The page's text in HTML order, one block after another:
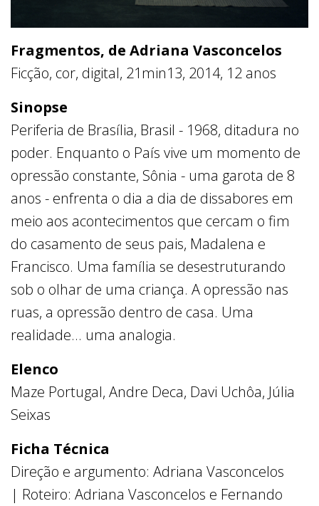
Fragmentos, de Adriana Vasconcelos
Ficção, cor, digital, 21min13, 2014, 12 anos
Sinopse
Periferia de Brasília, Brasil - 1968, ditadura no
poder. Enquanto o País vive um momento de
opressão constante, Sônia - uma garota de 8
anos - enfrenta o dia a dia de dissabores em
meio aos acontecimentos que cercam o fim
do casamento de seus pais, Madalena e
Francisco. Uma família se desestruturando
sob o olhar de uma criança. A opressão nas
ruas, a opressão dentro de casa. Uma
realidade... uma analogia.
Elenco
Maze Portugal, Andre Deca, Davi Uchôa, Júlia
Seixas
Ficha Técnica
Direção e argumento: Adriana Vasconcelos
| Roteiro: Adriana Vasconcelos e Fernando